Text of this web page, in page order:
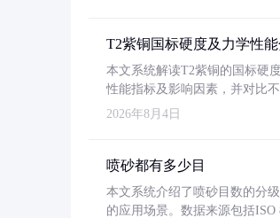
T2紫铜国标硬度及力学性
本文系统解读T2紫铜的国标硬
性能指标及影响因素，并对比
2026年8月4日
喷砂都有多少目
本文系统介绍了喷砂目数的分
的应用场景。数据来源包括ISO